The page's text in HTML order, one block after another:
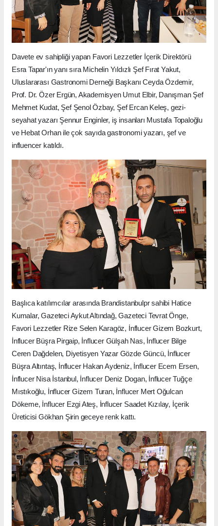
Davete ev sahipliği yapan Favori Lezzetler İçerik Direktörü
Esra Tapar'ın yanı sıra Michelin Yıldızlı Şef Fırat Yakut,
Uluslararası Gastronomi Derneği Başkanı Ceyda Özdemir,
Prof. Dr. Özer Ergün, Akademisyen Umut Elbir, Danışman Şef
Mehmet Kudat, Şef Şenol Özbay, Şef Ercan Keleş, gezi-
seyahat yazarı Şennur Enginler, iş insanları Mustafa Topaloğlu
ve Hebat Orhan ile çok sayıda gastronomi yazarı, şef ve
influencer katıldı.
Başlıca katılımcılar arasında Brandistanbulpr sahibi Hatice
Kumalar, Gazeteci Aykut Altındağ, Gazeteci Tevrat Önge,
Favori Lezzetler Rize Selen Karagöz, İnflucer Gizem Bozkurt,
İnflucer Büşra Pirgaip, İnflucer Gülşah Nas, İnflucer Bilge
Ceren Dağdelen, Diyetisyen Yazar Gözde Güncü, İnflucer
Büşra Altıntaş, İnflucer Hakan Aydeniz, İnflucer Ecem Ersen,
İnflucer Nisa İstanbul, İnflucer Deniz Dogan, İnflucer Tuğçe
Mıstıkoğlu, İnflucer Gizem Turan, İnflucer Mert Oğulcan
Dökeme, İnflucer Ezgi Ateş, İnflucer Saadet Kızılay, İçerik
Üreticisi Gökhan Şirin geceye renk kattı.